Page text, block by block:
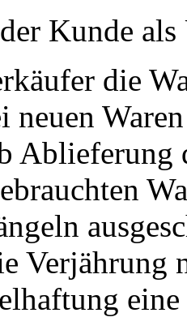
Kunde als
die
neuen
Ablieferung
Verjährung